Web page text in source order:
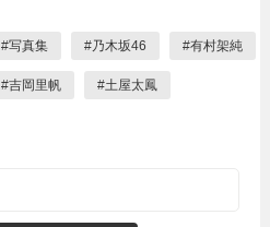
#写真集 #乃木坂46 #有村架純
#吉岡里帆 #土屋太鳳